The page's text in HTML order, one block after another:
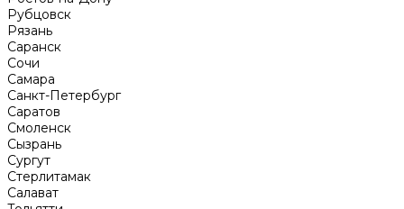
Рубцовск
Рязань
Саранск
Сочи
Самара
Санкт-Петербург
Саратов
Смоленск
Сызрань
Сургут
Стерлитамак
Салават